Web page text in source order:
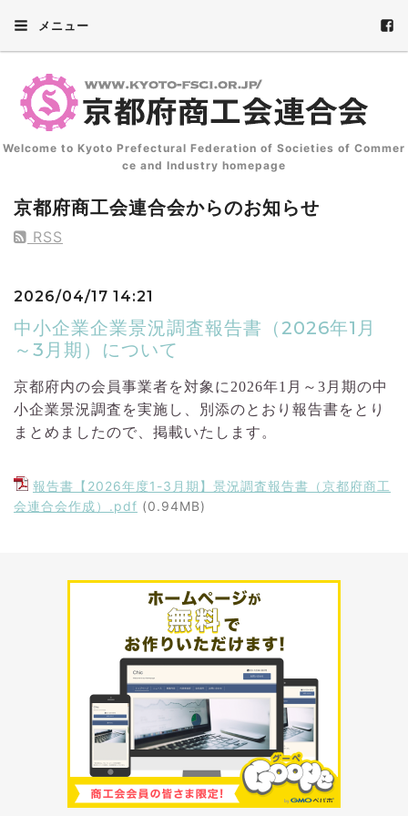
メニュー
Welcome to Kyoto Prefectural Federation of Societies of Commer
ce and Industry homepage
京都府商工会連合会からのお知らせ
RSS
2026/04/17 14:21
中小企業企業景況調査報告書（2026年1月
～3月期）について
京都府内の会員事業者を対象に2026年1 月～3 月期の中
小企業景況調査を実施し、別添のとおり報告書をとり
まとめましたので、掲載いたします。
報告書【2026年度1-3月期】景況調査報告書（京都府商工
会連合会作成）.pdf (0.94MB)